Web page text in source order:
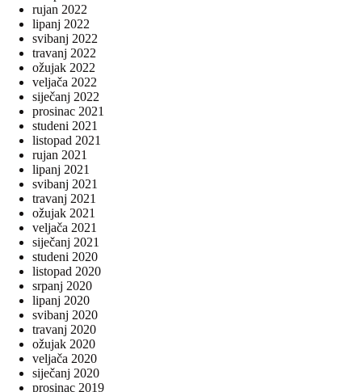
rujan 2022
lipanj 2022
svibanj 2022
travanj 2022
ožujak 2022
veljača 2022
siječanj 2022
prosinac 2021
studeni 2021
listopad 2021
rujan 2021
lipanj 2021
svibanj 2021
travanj 2021
ožujak 2021
veljača 2021
siječanj 2021
studeni 2020
listopad 2020
srpanj 2020
lipanj 2020
svibanj 2020
travanj 2020
ožujak 2020
veljača 2020
siječanj 2020
prosinac 2019